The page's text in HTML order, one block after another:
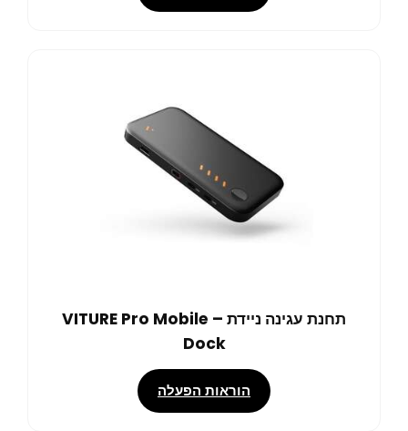
תחנת עגינה ניידת – VITURE Pro Mobile
Dock
הוראות הפעלה